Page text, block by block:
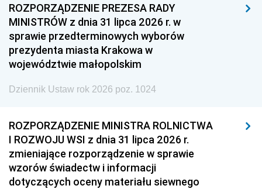
ROZPORZĄDZENIE PREZESA RADY
MINISTRÓW z dnia 31 lipca 2026 r. w
sprawie przedterminowych wyborów
prezydenta miasta Krakowa w
województwie małopolskim
Dziennik Ustaw rok 2026 poz. 1024
ROZPORZĄDZENIE MINISTRA ROLNICTWA
I ROZWOJU WSI z dnia 31 lipca 2026 r.
zmieniające rozporządzenie w sprawie
wzorów świadectw i informacji
dotyczących oceny materiału siewnego